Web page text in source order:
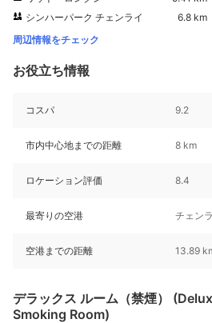
シンハーパーク チェンライ
6.8 km
周辺情報をチェック
お役立ち情報
コスパ 9.2
市内中心地までの距離 8 km
ロケーション評価 8.4
最寄りの空港 チェン
空港までの距離 13.89
デラックス ルーム（禁煙）
Smoking Room)